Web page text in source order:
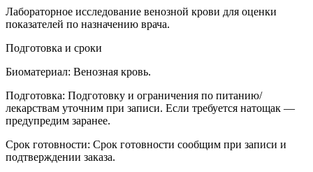
Лабораторное исследование венозной крови для оценки
показателей по назначению врача.
Подготовка и сроки
Биоматериал: Венозная кровь.
Подготовка: Подготовку и ограничения по питанию/
лекарствам уточним при записи. Если требуется натощак —
предупредим заранее.
Срок готовности: Срок готовности сообщим при записи и
подтверждении заказа.